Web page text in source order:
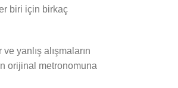
biri için birkaç
yanlış alışmaların
orijinal metronomuna